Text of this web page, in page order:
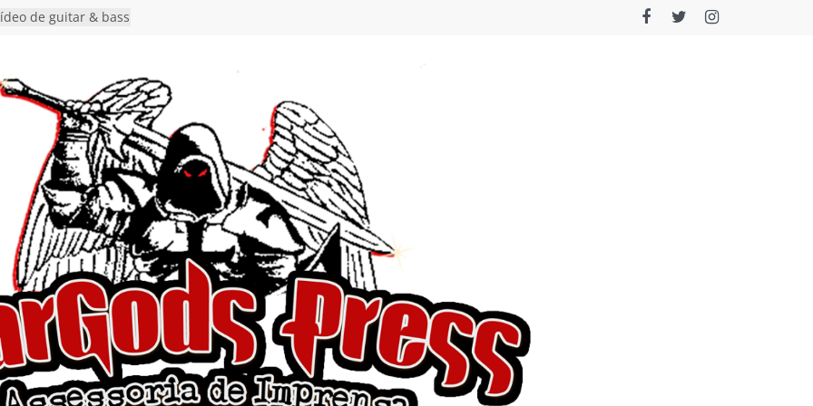
de guitar & bass
Autoral” e
do novo single
hiato de uma
lançamento do EP
I Begin”
o single “Keep
Alive!” e detalha
novo álbum
detalha a
Rig” definitivo
Hell’s Heroes